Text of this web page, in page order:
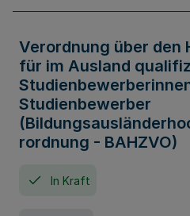
Verordnung über den
für im Ausland
Studienbewerber
rordnung - BAHZVO)
In Kraft